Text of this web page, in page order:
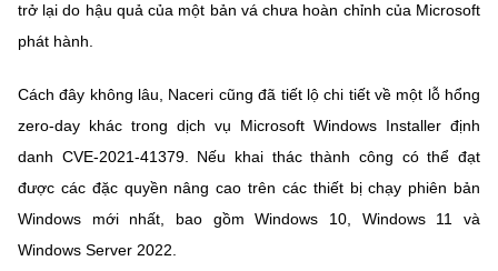
Địa chỉ: Ban Biên tập Cổng TTĐT - 18 Nguyễn Du, TP. Hà Nội
Điện thoại: 024 3936 9506
©2026 Bản quyền thuộc Bộ Khoa Học và Công Nghệ
website này)
trở lại do hậu quả của một bản vá chưa hoàn chỉnh của Microsoft
phát hành.
Cách đây không lâu, Naceri cũng đã tiết lộ chi tiết về một lỗ hổng
zero-day khác trong dịch vụ Microsoft Windows Installer định
danh CVE-2021-41379. Nếu khai thác thành công có thể đạt
được các đặc quyền nâng cao trên các thiết bị chạy phiên bản
Windows mới nhất, bao gồm Windows 10, Windows 11 và
Windows Server 2022.